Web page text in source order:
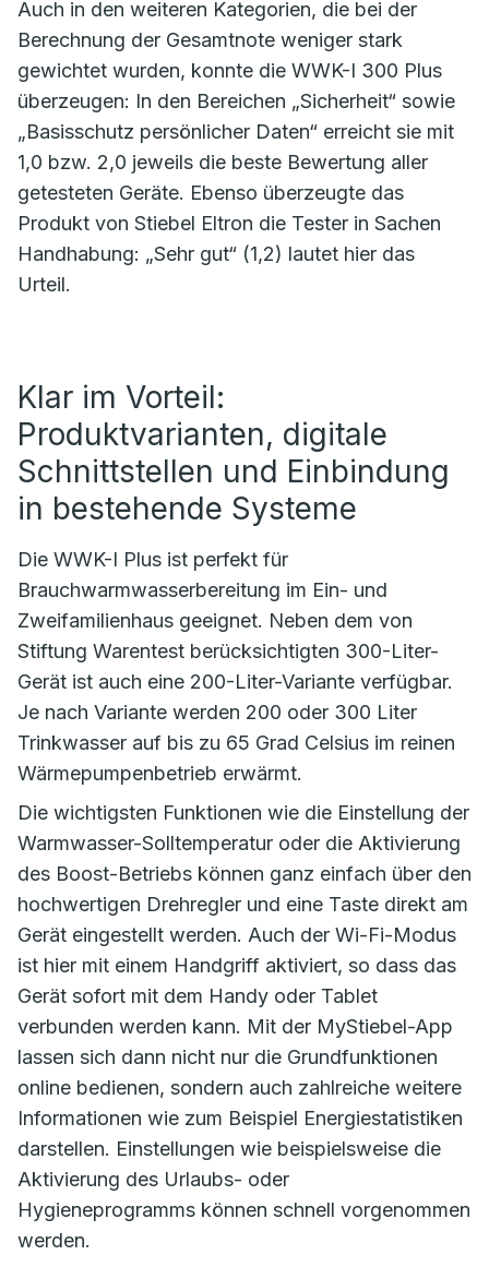
Auch in den weiteren Kategorien, die bei der
Berechnung der Gesamtnote weniger stark
gewichtet wurden, konnte die WWK-I 300 Plus
überzeugen: In den Bereichen „Sicherheit“ sowie
„Basisschutz persönlicher Daten“ erreicht sie mit
1,0 bzw. 2,0 jeweils die beste Bewertung aller
getesteten Geräte. Ebenso überzeugte das
Produkt von Stiebel Eltron die Tester in Sachen
Handhabung: „Sehr gut“ (1,2) lautet hier das
Urteil.
Klar im Vorteil:
Produktvarianten, digitale
Schnittstellen und Einbindung
in bestehende Systeme
Die WWK-I Plus ist perfekt für
Brauchwarmwasserbereitung im Ein- und
Zweifamilienhaus geeignet. Neben dem von
Stiftung Warentest berücksichtigten 300-Liter-
Gerät ist auch eine 200-Liter-Variante verfügbar.
Je nach Variante werden 200 oder 300 Liter
Trinkwasser auf bis zu 65 Grad Celsius im reinen
Wärmepumpenbetrieb erwärmt.
Die wichtigsten Funktionen wie die Einstellung der
Warmwasser-Solltemperatur oder die Aktivierung
des Boost-Betriebs können ganz einfach über den
hochwertigen Drehregler und eine Taste direkt am
Gerät eingestellt werden. Auch der Wi-Fi-Modus
ist hier mit einem Handgriff aktiviert, so dass das
Gerät sofort mit dem Handy oder Tablet
verbunden werden kann. Mit der MyStiebel-App
lassen sich dann nicht nur die Grundfunktionen
online bedienen, sondern auch zahlreiche weitere
Informationen wie zum Beispiel Energiestatistiken
darstellen. Einstellungen wie beispielsweise die
Aktivierung des Urlaubs- oder
Hygieneprogramms können schnell vorgenommen
werden.